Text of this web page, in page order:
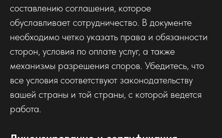
составлению соглашения, которое
обуславливает сотрудничество. В документе
необходимо четко указать права и обязанности
сторон, условия по оплате услуг, а также
механизмы разрешения споров. Убедитесь, что
все условия соответствуют законодательству
вашей страны и той страны, с которой ведется
работа.